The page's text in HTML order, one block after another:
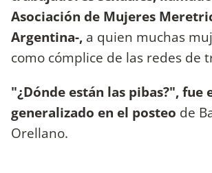
Asociación de Mujeres
Argentina-, a quien muchas
como cómplice de las redes de
"¿Dónde están las pibas?", fue
generalizado en el posteo de
Orellano.